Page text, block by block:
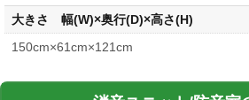
大きさ 幅(W)×奥行(D)×高さ(H)
150cm×61cm×121cm